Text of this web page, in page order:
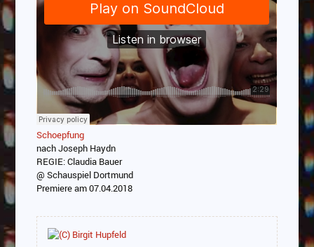
Schoepfung
nach Joseph Haydn
REGIE: Claudia Bauer
@ Schauspiel Dortmund
Premiere am 07.04.2018